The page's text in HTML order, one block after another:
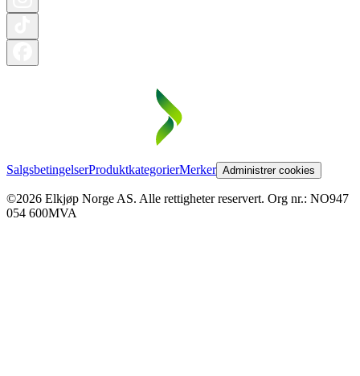
SalgsbetingelserProduktkategorierMerker Administrer cookies
©2026 Elkjøp Norge AS. Alle rettigheter reservert. Org nr.: NO947
054 600MVA